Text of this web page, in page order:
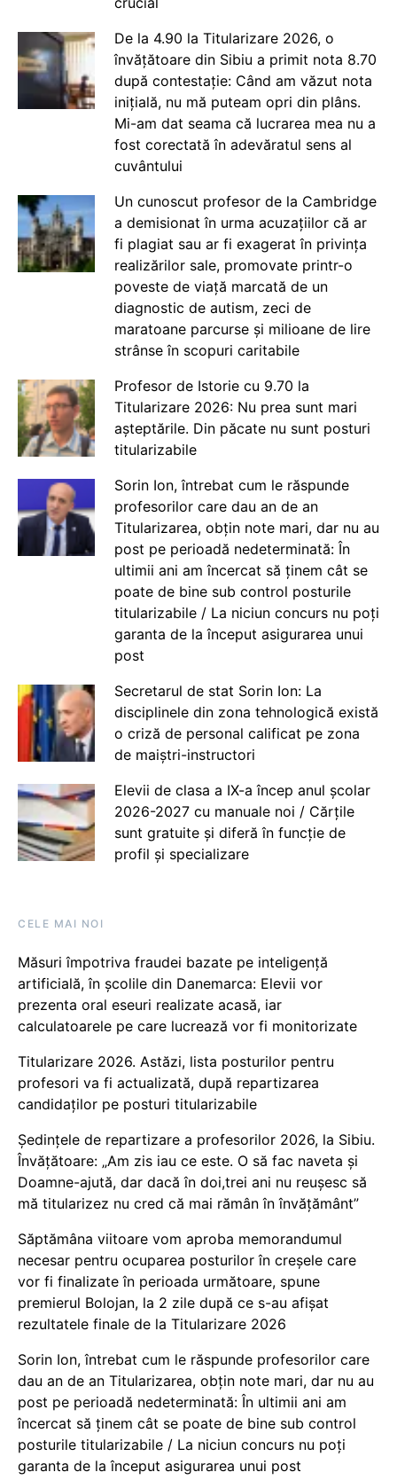
De la 4.90 la Titularizare 2026, o
învățătoare din Sibiu a primit nota 8.70
după contestație: Când am văzut nota
inițială, nu mă puteam opri din plâns.
Mi-am dat seama că lucrarea mea nu a
fost corectată în adevăratul sens al
cuvântului
Un cunoscut profesor de la Cambridge
a demisionat în urma acuzațiilor că ar
fi plagiat sau ar fi exagerat în privința
realizărilor sale, promovate printr-o
poveste de viață marcată de un
diagnostic de autism, zeci de
maratoane parcurse și milioane de lire
strânse în scopuri caritabile
Profesor de Istorie cu 9.70 la
Titularizare 2026: Nu prea sunt mari
așteptările. Din păcate nu sunt posturi
titularizabile
Sorin Ion, întrebat cum le răspunde
profesorilor care dau an de an
Titularizarea, obțin note mari, dar nu au
post pe perioadă nedeterminată: În
ultimii ani am încercat să ținem cât se
poate de bine sub control posturile
titularizabile / La niciun concurs nu poți
garanta de la început asigurarea unui
post
Secretarul de stat Sorin Ion: La
disciplinele din zona tehnologică există
o criză de personal calificat pe zona
de maiștri-instructori
Elevii de clasa a IX-a încep anul școlar
2026-2027 cu manuale noi / Cărțile
sunt gratuite și diferă în funcție de
profil și specializare
CELE MAI NOI
Măsuri împotriva fraudei bazate pe inteligență
artificială, în școlile din Danemarca: Elevii vor
prezenta oral eseuri realizate acasă, iar
calculatoarele pe care lucrează vor fi monitorizate
Titularizare 2026. Astăzi, lista posturilor pentru
profesori va fi actualizată, după repartizarea
candidaților pe posturi titularizabile
Ședințele de repartizare a profesorilor 2026, la Sibiu.
Învățătoare: „Am zis iau ce este. O să fac naveta și
Doamne-ajută, dar dacă în doi,trei ani nu reușesc să
mă titularizez nu cred că mai rămân în învățământ”
Săptămâna viitoare vom aproba memorandumul
necesar pentru ocuparea posturilor în creșele care
vor fi finalizate în perioada următoare, spune
premierul Bolojan, la 2 zile după ce s-au afișat
rezultatele finale de la Titularizare 2026
Sorin Ion, întrebat cum le răspunde profesorilor care
dau an de an Titularizarea, obțin note mari, dar nu au
post pe perioadă nedeterminată: În ultimii ani am
încercat să ținem cât se poate de bine sub control
posturile titularizabile / La niciun concurs nu poți
garanta de la început asigurarea unui post